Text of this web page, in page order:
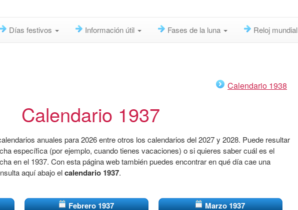
Días festivos Información útil Fases de la luna Reloj mundial
Calendario 1938
Calendario 1937
anuales para 2026 entre otros los calendarios del 2027 y 2028. Puede resultar
específica (por ejemplo, cuando tienes vacaciones) o si quieres saber cuál es el
en el 1937. Con esta página web también puedes encontrar en qué día cae una
aquí abajo elcalendario 1937.
Febrero 1937 Marzo 1937